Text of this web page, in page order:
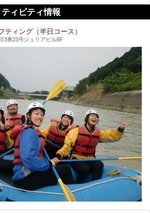
奈良で行けるおすすめのスーパー銭湯を5つご紹介
思います。
吉野山を含む「紀伊山地の霊場と参詣道」はユネス
遺産に登録されており、修験道の霊場として荘厳な
年と歴史のある霊験あらたかな吉野の湯で、春を感
の旅はいかがでしょう。
奈良県吉野のおすすめ温泉を紹介いたします！
ィビティ情報
ティング（半日コース）
3番23号ジュリアビル8F